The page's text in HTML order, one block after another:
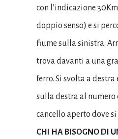
con l’indicazione
doppio senso) e si
fiume sulla sinistra.
trova davanti a una
ferro. Si svolta a
sulla destra al numero
cancello aperto dove
CHI HA BISOGNO DI